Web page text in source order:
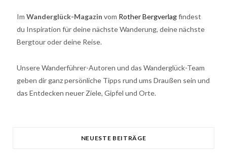
Im Wanderglück-Magazin vom Rother Bergverlagfindest
du Inspiration für deine nächste Wanderung, deine nächste
Bergtour oder deine Reise.
Unsere Wanderführer-Autoren und das Wanderglück-Team
geben dir ganz persönliche Tipps rund ums Draußen sein und
das Entdecken neuer Ziele, Gipfel und Orte.
NEUESTE BEITRÄGE